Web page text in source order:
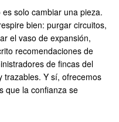
solo cambiar una pieza.
bien: purgar circuitos,
el vaso de expansión,
recomendaciones de
de fincas del
trazables. Y sí, ofrecemos
que la confianza se